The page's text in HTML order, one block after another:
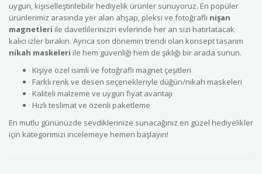
uygun, kişiselleştirilebilir hediyelik ürünler sunuyoruz. En popüler
ürünlerimiz arasında yer alan ahşap, pleksi ve fotoğraflı nişan
magnetleri ile davetlilerinizin evlerinde her an sizi hatırlatacak
kalıcı izler bırakın. Ayrıca son dönemin trendi olan konsept tasarım
nikah maskeleri ile hem güvenliği hem de şıklığı bir arada sunun.
Kişiye özel isimli ve fotoğraflı magnet çeşitleri
Farklı renk ve desen seçenekleriyle düğün/nikah maskeleri
Kaliteli malzeme ve uygun fiyat avantajı
Hızlı teslimat ve özenli paketleme
En mutlu gününüzde sevdiklerinize sunacağınız en güzel hediyelikler
için kategorimizi incelemeye hemen başlayın!